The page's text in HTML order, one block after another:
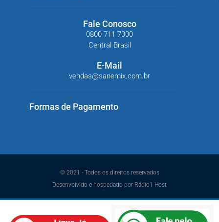
Fale Conosco
0800 711 7000
Central Brasil
E-Mail
vendas@sanemix.com.br
Formas de Pagamento
© 2021 - Todos os direitos reservados
Desenvolvido e hospedado por Rádio1 Host